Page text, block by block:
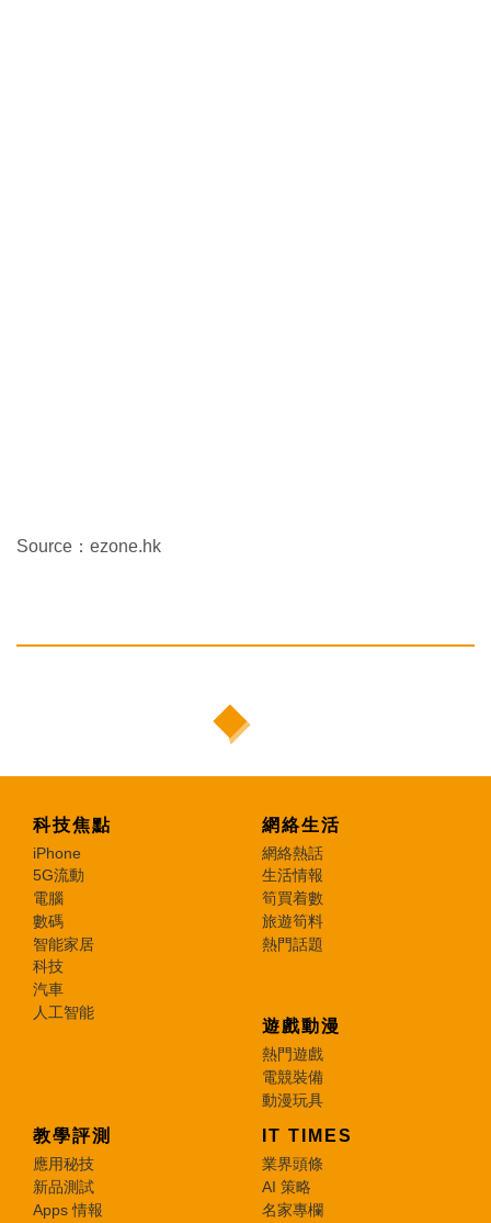
Source：ezone.hk
科技焦點
iPhone
5G流動
電腦
數碼
智能家居
科技
汽車
人工智能
網絡生活
網絡熱話
生活情報
筍買着數
旅遊筍料
熱門話題
遊戲動漫
熱門遊戲
電競裝備
動漫玩具
教學評測
應用秘技
新品測試
Apps 情報
IT TIMES
業界頭條
AI 策略
名家專欄